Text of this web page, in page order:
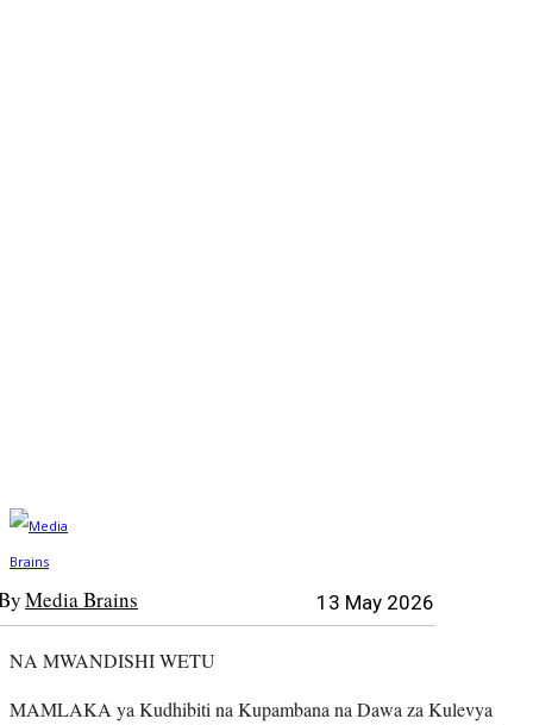
Media Brains 13 May 2026
NA MWANDISHI WETU
MAMLAKA ya Kudhibiti na Kupambana na Dawa za Kulevya